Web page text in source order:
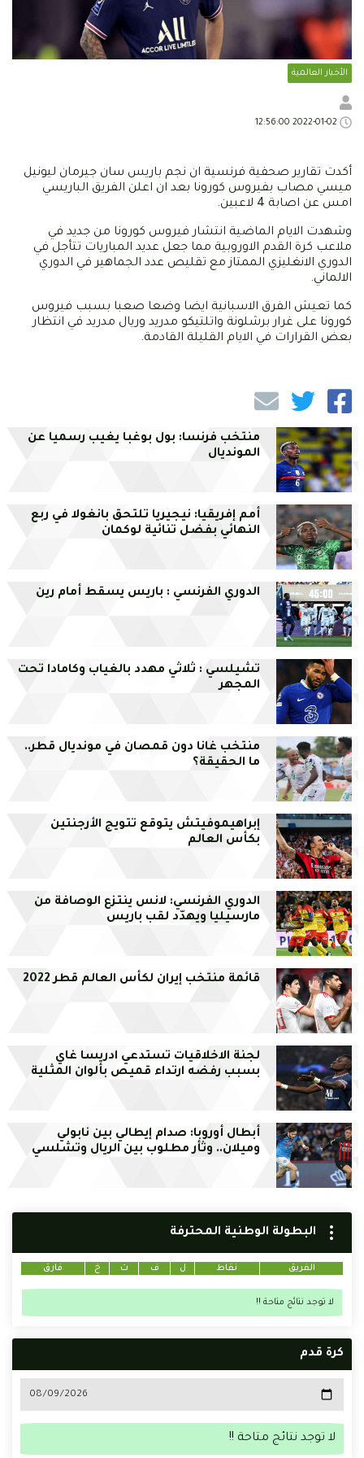
الأخبار العالمية
أكدت تقارير صحفية فرنسية ان نجم باريس سان جيرمان ليونيل
ميسي مصاب بفيروس كورونا بعد ان اعلن الفريق الباريسي
امس عن اصابة 4 لاعبين.
وشهدت الايام الماضية انتشار فيروس كورونا من جديد في
ملاعب كرة القدم الاوروبية مما جعل عديد المباريات تتأجل في
الدوري الانغليزي الممتاز مع تقليص عدد الجماهير في الدوري
الالماني.
كما تعيش الفرق الاسبانية ايضا وضعا صعبا بسبب فيروس
كورونا على غرار برشلونة واتلتيكو مدريد وريال مدريد في انتظار
بعض القرارات في الايام القليلة القادمة.
منتخب فرنسا: بول بوغبا يغيب رسميا عن
المونديال
أمم إفريقيا: نيجيريا تلتحق بانغولا في ربع
النهائي بفضل تنائية لوكمان
الدوري الفرنسي : باريس يسقط أمام رين
تشيلسي : ثلاثي مهدد بالغياب وكامادا تحت
المجهر
منتخب غانا دون قمصان في مونديال قطر..
ما الحقيقة؟
إبراهيموفيتش يتوقع تتويج الأرجنتين
بكأس العالم
الدوري الفرنسي: لانس ينتزع الوصافة من
مارسيليا ويهدّد لقب باريس
قائمة منتخب إيران لكأس العالم قطر 2022
لجنة الاخلاقيات تستدعي ادريسا غاي
بسبب رفضه ارتداء قميص بألوان المثلية
أبطال أوروبا: صدام إيطالي بين نابولي
وميلان.. وثأر مطلوب بين الريال وتشلسي
البطولة الوطنية المحترفة
الفريق نقاط ل ف ت خ فارق
لا توجد نتائج متاحة !!
كرة قدم
لا توجد نتائج متاحة !!